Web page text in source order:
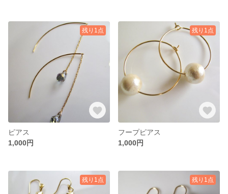
残り1点
ピアス
1,000円
残り1点
フープピアス
1,000円
残り1点 残り1点